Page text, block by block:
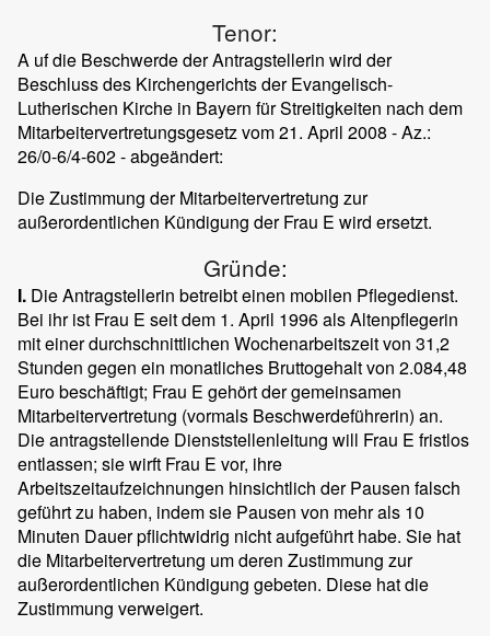
Tenor:
A uf die Beschwerde der Antragstellerin wird der
Beschluss des Kirchengerichts der Evangelisch-
Lutherischen Kirche in Bayern für Streitigkeiten nach dem
Mitarbeitervertretungsgesetz vom 21. April 2008 - Az.:
26/0-6/4-602 - abgeändert:
Die Zustimmung der Mitarbeitervertretung zur
außerordentlichen Kündigung der Frau E wird ersetzt.
Gründe:
I. Die Antragstellerin betreibt einen mobilen Pflegedienst.
Bei ihr ist Frau E seit dem 1. April 1996 als Altenpflegerin
mit einer durchschnittlichen Wochenarbeitszeit von 31,2
Stunden gegen ein monatliches Bruttogehalt von 2.084,48
Euro beschäftigt; Frau E gehört der gemeinsamen
Mitarbeitervertretung (vormals Beschwerdeführerin) an.
Die antragstellende Dienststellenleitung will Frau E fristlos
entlassen; sie wirft Frau E vor, ihre
Arbeitszeitaufzeichnungen hinsichtlich der Pausen falsch
geführt zu haben, indem sie Pausen von mehr als 10
Minuten Dauer pflichtwidrig nicht aufgeführt habe. Sie hat
die Mitarbeitervertretung um deren Zustimmung zur
außerordentlichen Kündigung gebeten. Diese hat die
Zustimmung verweigert.